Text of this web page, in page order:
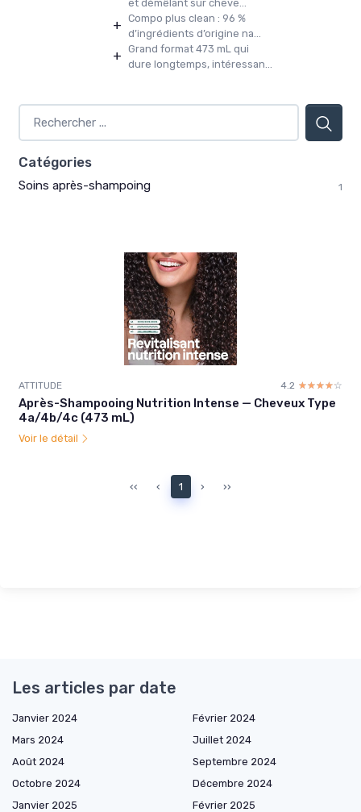
et démêlant sur cheve...
+ Compo plus clean : 96 %
d’ingrédients d’origine na...
+ Grand format 473 mL qui
dure longtemps, intéressan...
Catégories
Soins après-shampoing 1
ATTITUDE 4.2 ☆☆☆☆☆
★★★★★
Après-Shampooing Nutrition Intense — Cheveux Type
4a/4b/4c (473 mL)
Voir le détail
‹‹ ‹ 1 › ››
Les articles par date
Janvier 2024
Février 2024
Mars 2024
Juillet 2024
Août 2024
Septembre 2024
Octobre 2024
Décembre 2024
Janvier 2025
Février 2025